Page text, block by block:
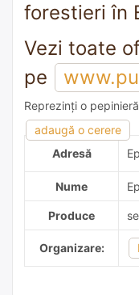
forestieri în
Vezi toate
pe
Reprezinți o
adaugă o cerere
adaugă o
Adresă
Nume
Produce
Organizare: